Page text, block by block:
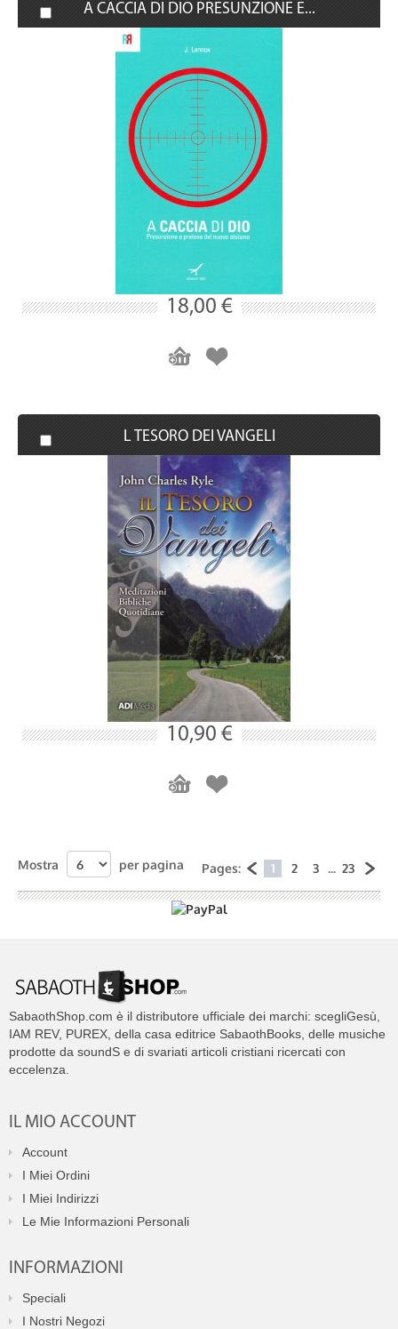
A CACCIA DI DIO PRESUNZIONE E...
18,00 €
L TESORO DEI VANGELI
10,90 €
Pages: 1 2 3 ... 23
Mostra per pagina
SabaothShop.com è il distributore ufficiale dei marchi: scegliGesù,
IAM REV, PUREX, della casa editrice SabaothBooks, delle musiche
prodotte da soundS e di svariati articoli cristiani ricercati con
eccelenza.
IL MIO ACCOUNT
Account
I Miei Ordini
I Miei Indirizzi
Le Mie Informazioni Personali
INFORMAZIONI
Speciali
I Nostri Negozi